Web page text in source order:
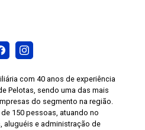
com 40 anos de experiência
Pelotas, sendo uma das mais
do segmento na região.
150 pessoas, atuando no
aluguéis e administração de